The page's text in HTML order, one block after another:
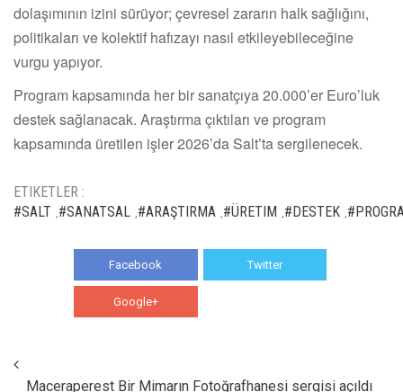
dolaşımının izini sürüyor; çevresel zararın halk sağlığını,
politikaları ve kolektif hafızayı nasıl etkileyebileceğine
vurgu yapıyor.
Program kapsamında her bir sanatçıya 20.000’er Euro’luk
destek sağlanacak. Araştırma çıktıları ve program
kapsamında üretilen işler 2026’da Salt’ta sergilenecek.
ETIKETLER :
#SALT #SANATSAL #ARAŞTIRMA #ÜRETIM #DESTEK
Facebook Twitter
Google+
Maceraperest Bir Mimarın Fotoğrafhanesi sergisi açıldı